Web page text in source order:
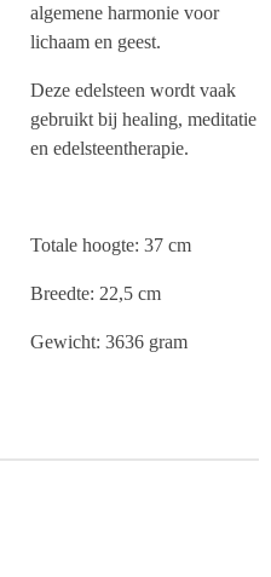
algemene harmonie voor
lichaam en geest.
Deze edelsteen wordt vaak
gebruikt bij healing, meditatie
en edelsteentherapie.
Totale hoogte: 37 cm
Breedte: 22,5 cm
Gewicht: 3636 gram